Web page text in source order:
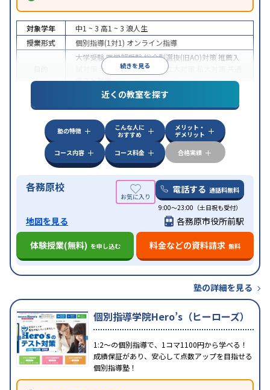
続きを見る
対象学年 中1 ~ 3 高1 ~ 3 浪人生
授業形式
個別指導(1対1) オンライン指導
大学受験医学部受験総合型選抜(旧AO)対策推薦入
学校別特化対策 国公立大対策
テスト対策
特徴
中高一貫校生に対応授業の振替可能
オンライン対応1科目から受講可能季節講習の
みの受講可
自習室あり
近くの教室を探す
塾の特徴
こんな人に
おすすめ
メリット・
デメリット
コース内容
コース料金 合格実績
各務原校 電話する 通話料無料
9:00～23:00（土日祝も受付）
地図を見る
各務原市役所前駅
体験授業(無料) を申し込む 料金などの資料請求 無料
塾の詳細を見る
個別指導学院Hero’s（ヒーローズ）
1:2～の個別指導で、1コマ1100円から学べる！
成績保証があり、安心して点数アップを目指せる
個別指導塾！